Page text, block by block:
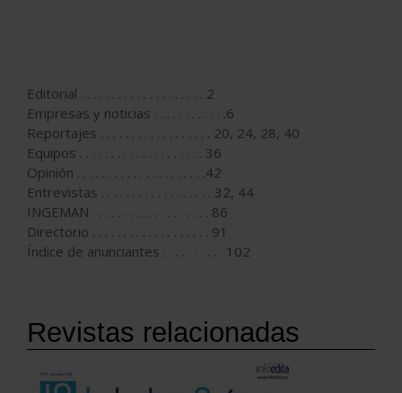
Editorial . . . . . . . . . . . . . . . . . . . . 2
Empresas y noticias . . . . . . . . . . . .6
Reportajes . . . . . . . . . . . . . . . . . . 20, 24, 28, 40
Equipos . . . . . . . . . . . . . . . . . . . . 36
Opinión . . . . . . . . . . . . . . . . . . . . .42
Entrevistas . . . . . . . . . . . . . . . . . . 32, 44
INGEMAN . . . . . . . . . . . . . . . . . . . 86
Directorio . . . . . . . . . . . . . . . . . . . 91
Índice de anunciantes . . . . . . . . . . 102
Revistas relacionadas